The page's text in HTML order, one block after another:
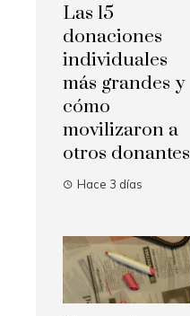
Las 15
donaciones
individuales
más grandes y
cómo
movilizaron a
otros donantes
Hace 3 días